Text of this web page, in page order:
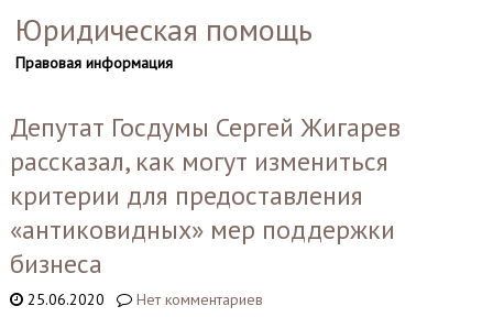
Юридическая помощь
Правовая информация
Депутат Госдумы Сергей Жигарев
рассказал, как могут измениться
критерии для предоставления
«антиковидных» мер поддержки
бизнеса
25.06.2020 Нет комментариев